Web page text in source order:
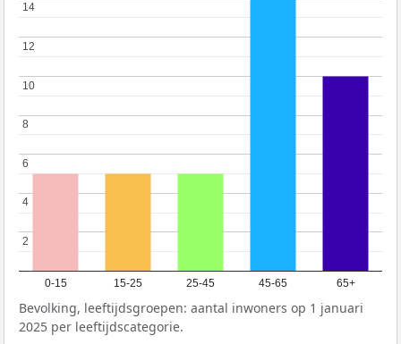
0-15 15-25 25-45 45-65 65+
2
2
4
4
6
6
8
8
10
10
12
12
14
14
Bevolking, leeftijdsgroepen: aantal inwoners op 1 januari
2025 per leeftijdscategorie.